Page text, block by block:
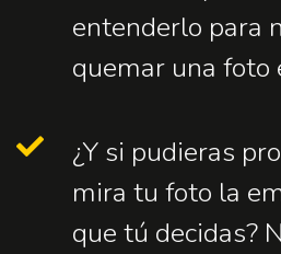
entenderlo para
quemar una foto
¿Y si pudieras
mira tu foto la
que tú decidas?